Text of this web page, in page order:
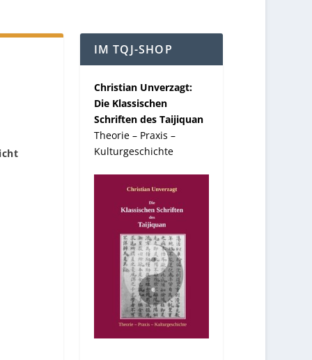
IM TQJ-SHOP
Christian Unverzagt:
Die Klassischen
Schriften des Taijiquan
Theorie – Praxis –
Kulturgeschichte